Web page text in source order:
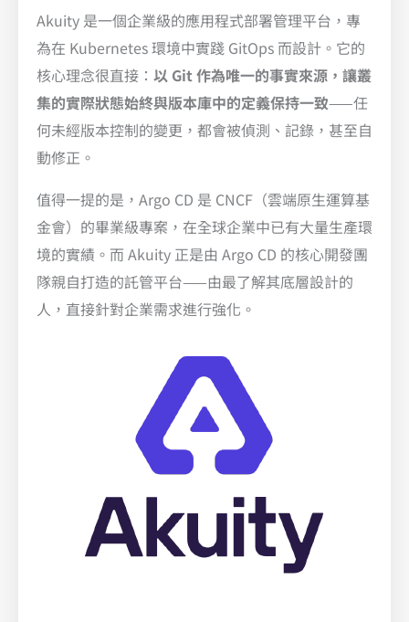
Akuity 是一個企業級的應用程式部署管理平台，專
為在 Kubernetes 環境中實踐 GitOps 而設計。它的
核心理念很直接： 以 Git 作為唯一的事實來源，讓叢
集的實際狀態始終與版本庫中的定義保持一致——任
何未經版本控制的變更，都會被偵測、記錄，甚至自
動修正。
值得一提的是，Argo CD 是 CNCF（雲端原生運算基
金會）的畢業級專案，在全球企業中已有大量生產環
境的實績。而 Akuity 正是由 Argo CD 的核心開發團
隊親自打造的託管平台——由最了解其底層設計的
人，直接針對企業需求進行強化。